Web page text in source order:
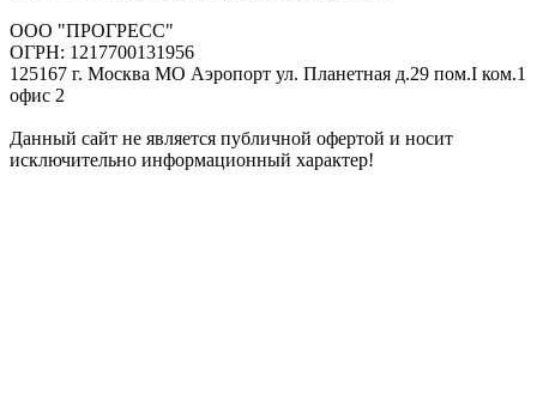
ООО "ПРОГРЕСС"
ОГРН: 1217700131956
125167 г. Москва МО Аэропорт ул. Планетная д.29 пом.I ком.1
офис 2
Данный сайт не является публичной офертой и носит
исключительно информационный характер!